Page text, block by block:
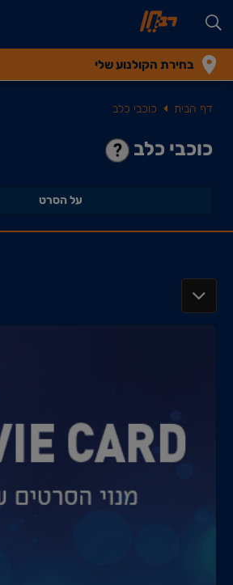
בחירת הקולנוע שלי
דף הבית כוכבי כלב
כוכבי כלב
על הסרט
TOGGLE NAVIGATION